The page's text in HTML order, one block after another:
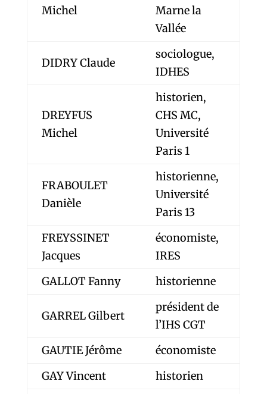
Michel
Marne la
Vallée
DIDRY Claude
sociologue,
IDHES
DREYFUS
Michel
historien,
CHS MC,
Université
Paris 1
FRABOULET
Danièle
historienne,
Université
Paris 13
FREYSSINET
Jacques
économiste,
IRES
GALLOT Fanny
historienne
GARREL Gilbert
président de
l’IHS CGT
GAUTIE Jérôme
économiste
GAY Vincent
historien